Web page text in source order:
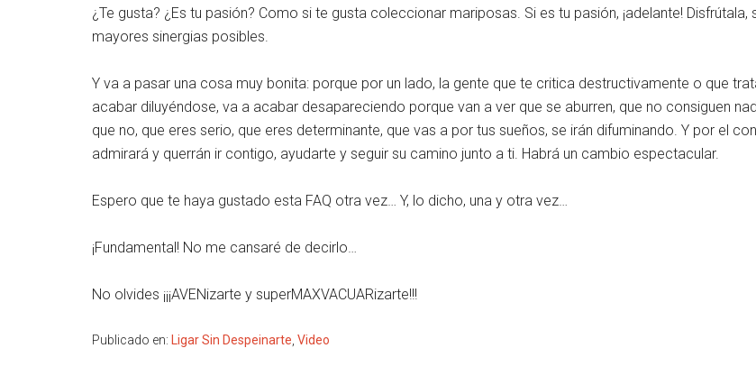
¿Te gusta? ¿Es tu pasión? Como si te gusta coleccionar mariposas. Si es tu pasión, ¡adelante!
mayores sinergias posibles.
Y va a pasar una cosa muy bonita: porque por un lado, la gente que te critica destructivamente o que
acabar diluyéndose, va a acabar desapareciendo porque van a ver que se aburren, que no consiguen
que no, que eres serio, que eres determinante, que vas a por tus sueños, se irán difuminando. Y por el
admirará y querrán ir contigo, ayudarte y seguir su camino junto a ti. Habrá un cambio espectacular.
Espero que te haya gustado esta FAQ otra vez… Y, lo dicho, una y otra vez…
¡Fundamental! No me cansaré de decirlo…
No olvides ¡¡¡AVENizarte y superMAXVACUARizarte!!!
Publicado en: Ligar Sin Despeinarte Video